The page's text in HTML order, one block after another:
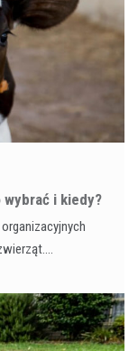
i kiedy?